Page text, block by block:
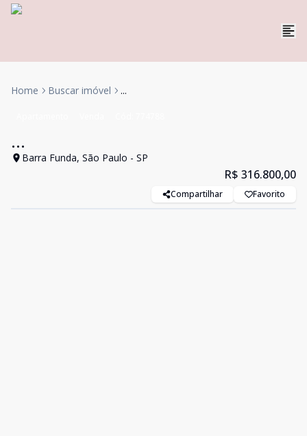
Home Buscar imóvel ...
...
Barra Funda, São Paulo - SP
R$ 316.800,00
Compartilhar Favorito